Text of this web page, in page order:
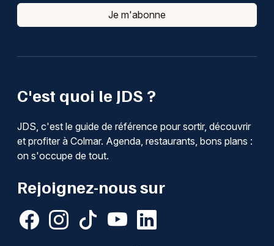
C'est quoi le JDS ?
JDS, c'est le guide de référence pour sortir, découvrir
et profiter à Colmar. Agenda, restaurants, bons plans :
on s'occupe de tout.
Rejoignez-nous sur
Je m'abonne